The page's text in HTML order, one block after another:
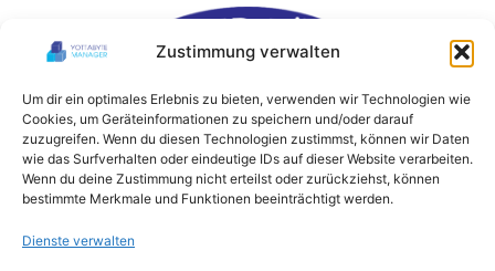
Zustimmung verwalten
Um dir ein optimales Erlebnis zu bieten, verwenden wir Technologien wie
Cookies, um Geräteinformationen zu speichern und/oder darauf
zuzugreifen. Wenn du diesen Technologien zustimmst, können wir Daten
wie das Surfverhalten oder eindeutige IDs auf dieser Website verarbeiten.
Wenn du deine Zustimmung nicht erteilst oder zurückziehst, können
bestimmte Merkmale und Funktionen beeinträchtigt werden.
Dienste verwalten